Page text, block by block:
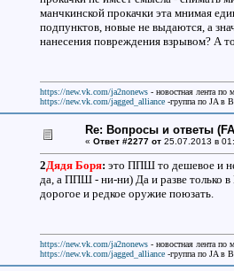
манчкинской прокачки эта мнимая
подпунктов, новые не выдаются, а
нанесения повреждения взрывом? А
https://new.vk.com/ja2nonews- новостная лента по
https://new.vk.com/jagged_alliance-группа по JA в
Re: Вопросы и ответы
« Ответ #2277 от25.07.2013 в
2Дядя Боря: это ППШ то дешевое и
да, а ППШ - ни-ни) Да и разве только
дорогое и редкое оружие поюзать.
https://new.vk.com/ja2nonews- новостная лента по
https://new.vk.com/jagged_alliance-группа по JA в